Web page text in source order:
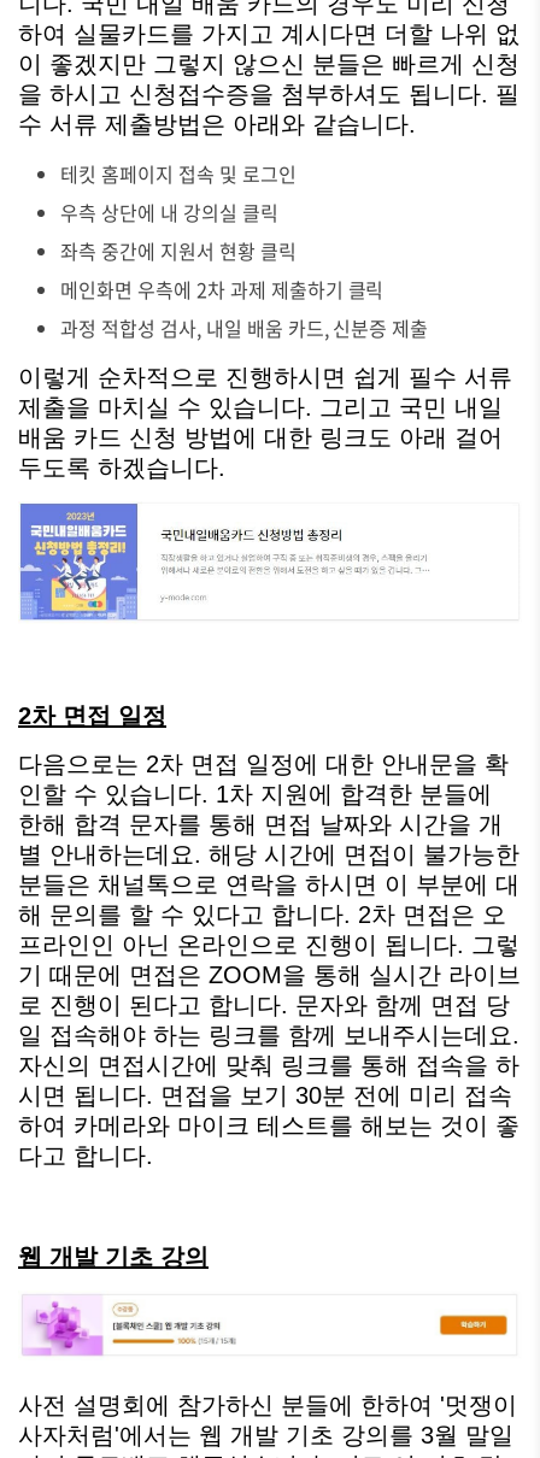
하여 실물카드를 가지고 계시다면 더할 나위 없
이 좋겠지만 그렇지 않으신 분들은 빠르게 신청
을 하시고 신청접수증을 첨부하셔도 됩니다. 필
수 서류 제출방법은 아래와 같습니다.
테킷 홈페이지 접속 및 로그인
우측 상단에 내 강의실 클릭
좌측 중간에 지원서 현황 클릭
메인화면 우측에 2차 과제 제출하기 클릭
과정 적합성 검사, 내일 배움 카드, 신분증 제출
이렇게 순차적으로 진행하시면 쉽게 필수 서류
제출을 마치실 수 있습니다. 그리고 국민 내일
배움 카드 신청 방법에 대한 링크도 아래 걸어
두도록 하겠습니다.
2차 면접 일정
다음으로는 2차 면접 일정에 대한 안내문을 확
인할 수 있습니다. 1차 지원에 합격한 분들에
한해 합격 문자를 통해 면접 날짜와 시간을 개
별 안내하는데요. 해당 시간에 면접이 불가능한
분들은 채널톡으로 연락을 하시면 이 부분에 대
해 문의를 할 수 있다고 합니다. 2차 면접은 오
프라인인 아닌 온라인으로 진행이 됩니다. 그렇
기 때문에 면접은 ZOOM을 통해 실시간 라이브
로 진행이 된다고 합니다. 문자와 함께 면접 당
일 접속해야 하는 링크를 함께 보내주시는데요.
자신의 면접시간에 맞춰 링크를 통해 접속을 하
시면 됩니다. 면접을 보기 30분 전에 미리 접속
하여 카메라와 마이크 테스트를 해보는 것이 좋
다고 합니다.
웹 개발 기초 강의
사전 설명회에 참가하신 분들에 한하여 '멋쟁이
사자처럼'에서는 웹 개발 기초 강의를 3월 말일